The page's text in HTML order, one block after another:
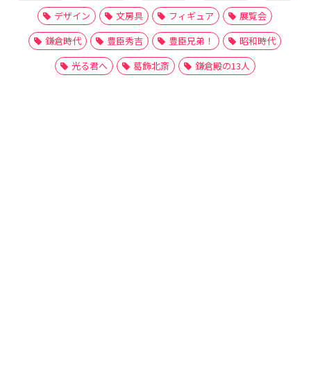
デザイン
文房具 フィギュア
展覧会
鎌倉時代
豊臣秀吉 豊臣兄弟！
昭和時代
光る君へ
葛飾北斎 鎌倉殿の13人